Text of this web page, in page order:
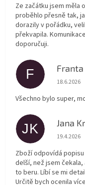
Ze začátku jsem měla
proběhlo přesně tak,
dorazily v pořádku,
překvapila.
doporučuji.
F Franta
18.6.2026
Všechno bylo super,
JK Jana
19.4.2026
Zboží odpovídá
delší, než jsem
to beru. Líbí se mi
Určitě bych ocenila